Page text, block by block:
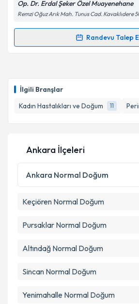
İlgili Branşlar
Kadın Hastalıkları ve Doğum
11
Kişisel verilerimin işlenmesine
Metni'ni okudum ve kişisel
kapsamda işlenmesini kabul
Op. Dr. Erdal Şeker Özel Muayenehane
Remzi Oğuz Arık Mah. Tunus Cad. Kavaklıdere
Randevu Talep
Randevu Takvimi Talebi
takvim hazırlandığında e-posta ile
Kişisel verilerimin işlenmesine
Metni
'ni okudum ve kişisel
kapsamda işlenmesini kabul
Ankara İlçeleri
Ankara Normal Doğum
Keçiören Normal Doğum
Pursaklar Normal Doğum
Altındağ Normal Doğum
Sincan Normal Doğum
Yenimahalle Normal Doğum